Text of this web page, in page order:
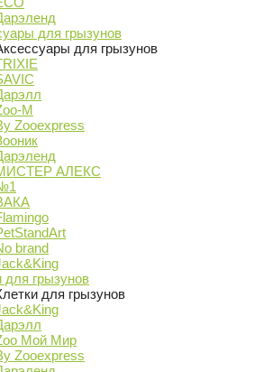
для грызунов
для грызунов
M
Zooexpress
АЛЕКС
brand
для грызунов
для грызунов
Мой Мир
Zooexpress